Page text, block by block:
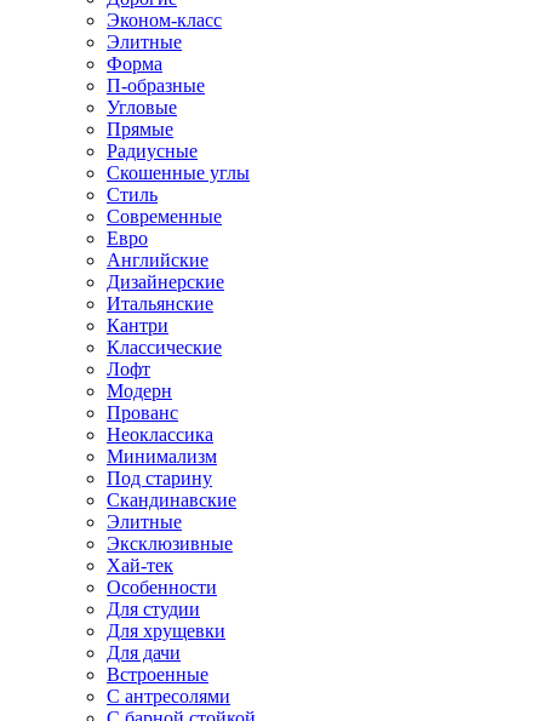
Эконом-класс
Элитные
Форма
П-образные
Угловые
Прямые
Радиусные
Скошенные углы
Стиль
Современные
Евро
Английские
Дизайнерские
Итальянские
Кантри
Классические
Лофт
Модерн
Прованс
Неоклассика
Минимализм
Под старину
Скандинавские
Элитные
Эксклюзивные
Хай-тек
Особенности
Для студии
Для хрущевки
Для дачи
Встроенные
С антресолями